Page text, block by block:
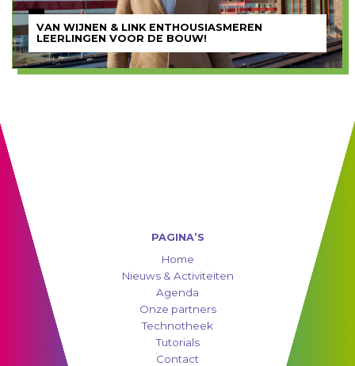
VAN WIJNEN & LINK ENTHOUSIASMEREN
LEERLINGEN VOOR DE BOUW!
PAGINA’S
Home
Nieuws & Activiteiten
Agenda
Onze partners
Technotheek
Tutorials
Contact